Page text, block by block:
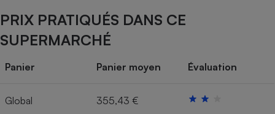
PRIX PRATIQUÉS DANS CE
SUPERMARCHÉ
Panier Panier moyen Évaluation
Global 355,43 €